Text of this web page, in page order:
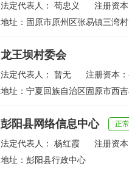
法定代表人：苟忠义 注册资
地址：固原市原州区张易镇三湾村
龙王坝村委会
法定代表人：暂无 注册资本
地址：宁夏回族自治区固原市西
彭阳县网络信息中心 正常
法定代表人：杨红霞
注册资
地址：彭阳县行政中心